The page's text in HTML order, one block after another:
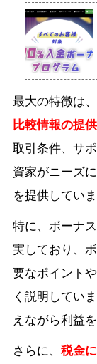
最大の特徴は、
比較情報の提供
取引条件、サ
資家がニーズ
を提供していま
特に、ボーナ
実しており、
要なポイント
く説明してい
えながら利益
さらに、 税金